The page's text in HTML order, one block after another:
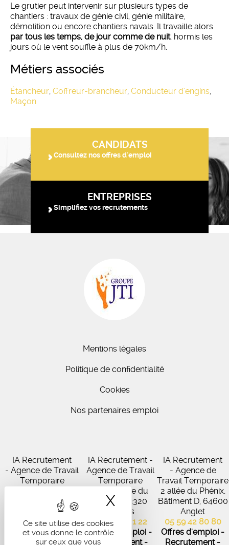
Ce site utilise des cookies
et vous donne le contrôle
sur ceux que vous
X Masquer le
Le grutier peut intervenir sur plusieurs types de
chantiers : travaux de génie civil, génie militaire,
démolition ou encore chantiers navals. Il travaille alors
par tous les temps, de jour comme de nuit, hormis les
jours où le vent souffle à plus de 70km/h.
métiers associés
Étancheur Coffreur-brancheur Conducteur d'engins
Maçon
CANDIDATS
Consultez nos offres d'emploi
ENTREPRISES
Simplifiez vos recrutements
Mentions légales
Politique de confidentialité
Cookies
Nos partenaires emploi
IA Recrutement
- Agence de Travail
Temporaire
Virecourt, 33370
Artigues-près-
Bordeaux
05 56 67 48 57
Offres d'emploi -
IA Recrutement -
Agence de Travail
Temporaire
102 Avenue du
Médoc, 33320
Eysines
05 56 45 21 22
Offres d'emploi -
Recrutement -
IA Recrutement
- Agence de
Travail Temporaire
2 allée du Phénix,
Bâtiment D, 64600
Anglet
05 59 42 80 80
Offres d'emploi -
Recrutement -